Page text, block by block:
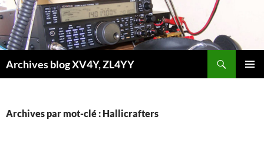
Aller
au
contenu
Archives blog XV4Y, ZL4YY
Archives par mot-clé : Hallicrafters